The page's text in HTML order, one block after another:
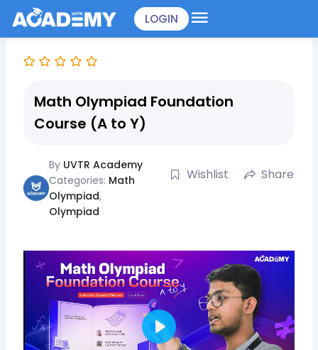
content
LOGIN
Math Olympiad Foundation
Course (A to Y)
By UVTR Academy
Categories: Math
Olympiad,
Olympiad
Wishlist Share
Play